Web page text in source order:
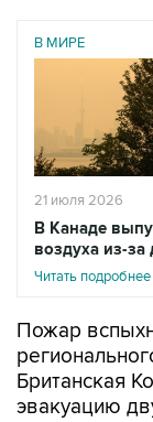
В МИРЕ
21 июля 2026
В Канаде
воздуха из-
Читать подробнее
Пожар
Британская
эвакуацию